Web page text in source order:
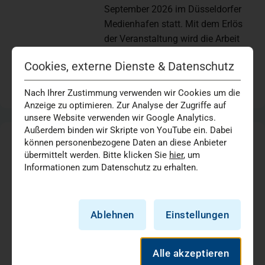
September 2026 im Düsseldorfer
Medienhafen statt. Mit dem Erlös
der Veranstaltung wird die Arbeit
Medienhafen Düsseldorf(öffnet in
19:00 Uhr
Dienstag
08
„Kugel Café“ | Marien Hospital
Düsseldorf
Im „Kugel Café“ können werdende
Atmosphäre zusammenkommen,
sich austauschen und von unseren
Cookies, externe Dienste & Datenschutz
Nach Ihrer Zustimmung verwenden wir Cookies um die
Anzeige zu optimieren. Zur Analyse der Zugriffe auf
unsere Website verwenden wir Google Analytics.
Außerdem binden wir Skripte von YouTube ein. Dabei
können personenbezogene Daten an diese Anbieter
übermittelt werden. Bitte klicken Sie hier, um
Informationen zum Datenschutz zu erhalten.
Ablehnen Einstellungen
Alle akzeptieren